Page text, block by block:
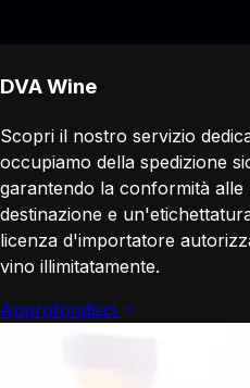
DVA Wine
Scopri il nostro servizio
occupiamo della spedizione
garantendo la conformità alle
destinazione e
licenza d'importatore
vino illimitatamente.
Approfondisci